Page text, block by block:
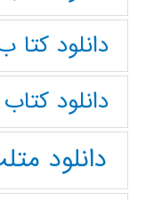
دانلود
دانلود
دانلود